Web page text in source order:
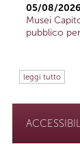
05/08/2026
Musei
pubblico
leggi tutto